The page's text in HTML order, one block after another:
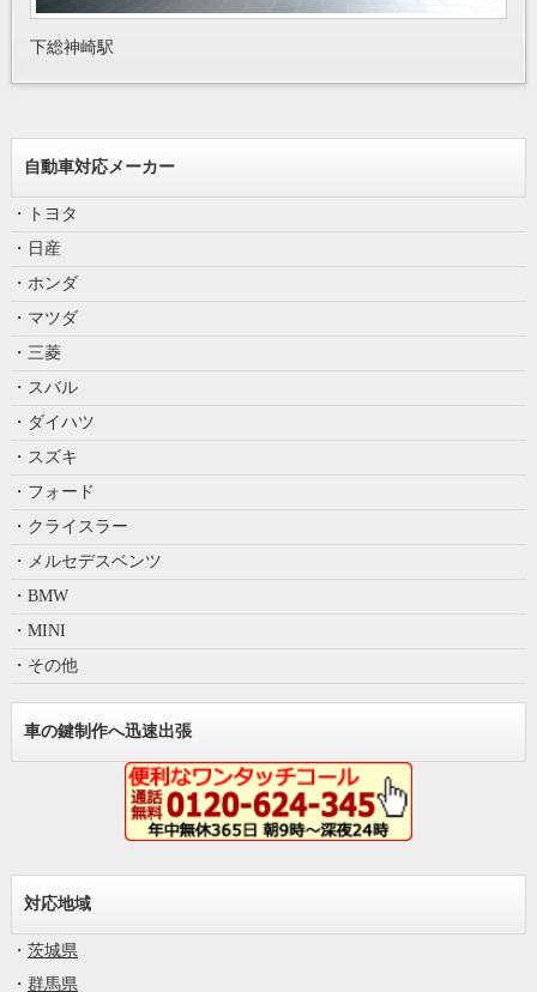
下総神崎駅
自動車対応メーカー
・トヨタ
・日産
・ホンダ
・マツダ
・三菱
・スバル
・ダイハツ
・スズキ
・フォード
・クライスラー
・メルセデスベンツ
・BMW
・MINI
・その他
車の鍵制作へ迅速出張
対応地域
・ 茨城県
・ 群馬県